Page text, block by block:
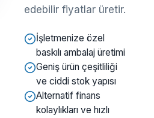
edebilir fiyatlar üretir.
İşletmenize özel
baskılı ambalaj üretimi
Geniş ürün çeşitliliği
ve ciddi stok yapısı
Alternatif finans
kolaylıkları ve hızlı